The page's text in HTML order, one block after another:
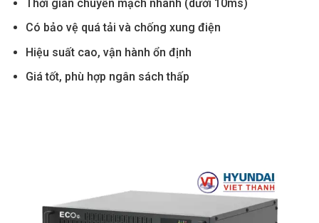
Thời gian chuyển mạch nhanh (dưới 10ms)
Có bảo vệ quá tải và chống xung điện
Hiệu suất cao, vận hành ổn định
Giá tốt, phù hợp ngân sách thấp